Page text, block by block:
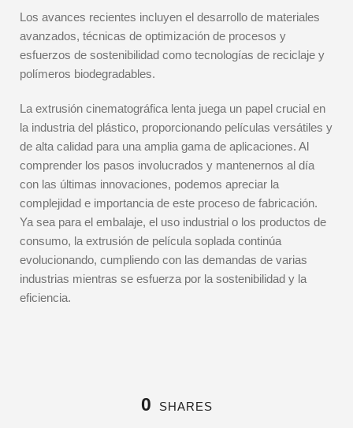
Los avances recientes incluyen el desarrollo de materiales
avanzados, técnicas de optimización de procesos y
esfuerzos de sostenibilidad como tecnologías de reciclaje y
polímeros biodegradables.
La extrusión cinematográfica lenta juega un papel crucial en
la industria del plástico, proporcionando películas versátiles y
de alta calidad para una amplia gama de aplicaciones. Al
comprender los pasos involucrados y mantenernos al día
con las últimas innovaciones, podemos apreciar la
complejidad e importancia de este proceso de fabricación.
Ya sea para el embalaje, el uso industrial o los productos de
consumo, la extrusión de película soplada continúa
evolucionando, cumpliendo con las demandas de varias
industrias mientras se esfuerza por la sostenibilidad y la
eficiencia.
0 SHARES